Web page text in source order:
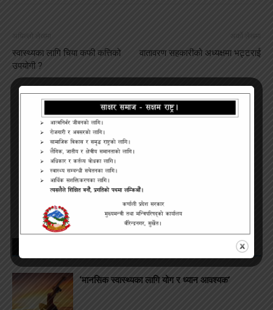
अघिल्लो लेखमा
स्वास्थ्यका लागि चिया कफी कत्तिको
उपयोगी ?
अर्को लेखमा
वातावरण सहकारीको अध्यक्षमा भट्टराई
Makalu_Post
‘मानसिक स्वास्थ्यका लागि योग र ध्यान आवश्यक’